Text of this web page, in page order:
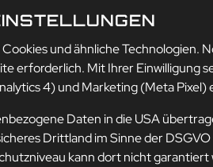
und ähnliche Technologien.
erforderlich. Mit Ihrer Einwilligung
4) und Marketing (Meta Pixel)
Daten in die USA
Drittland im Sinne der
kann dort nicht garantiert